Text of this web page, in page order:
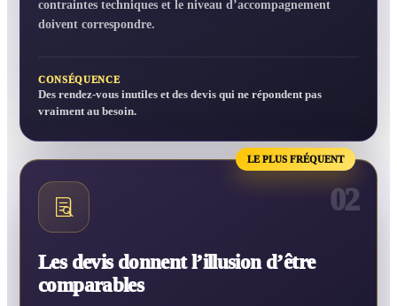
contraintes techniques et le niveau d’accompagnement
doivent correspondre.
CONSÉQUENCE
Des rendez-vous inutiles et des devis qui ne répondent pas
vraiment au besoin.
LE PLUS FRÉQUENT
02
Les devis donnent l’illusion d’être
comparables